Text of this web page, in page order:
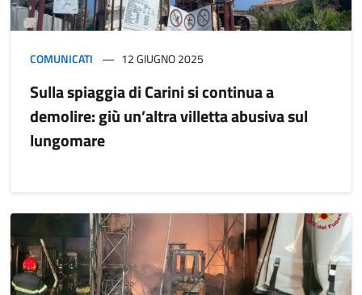
COMUNICATI 12 GIUGNO 2025
Sulla spiaggia di Carini si continua a
demolire: giù un’altra villetta abusiva sul
lungomare